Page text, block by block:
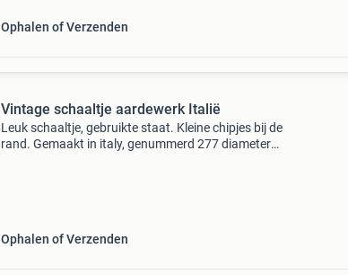
Ophalen of Verzenden
Vintage schaaltje aardewerk Italië
Leuk schaaltje, gebruikte staat. Kleine chipjes bij de
rand. Gemaakt in italy, genummerd 277 diameter
Ophalen of Verzenden